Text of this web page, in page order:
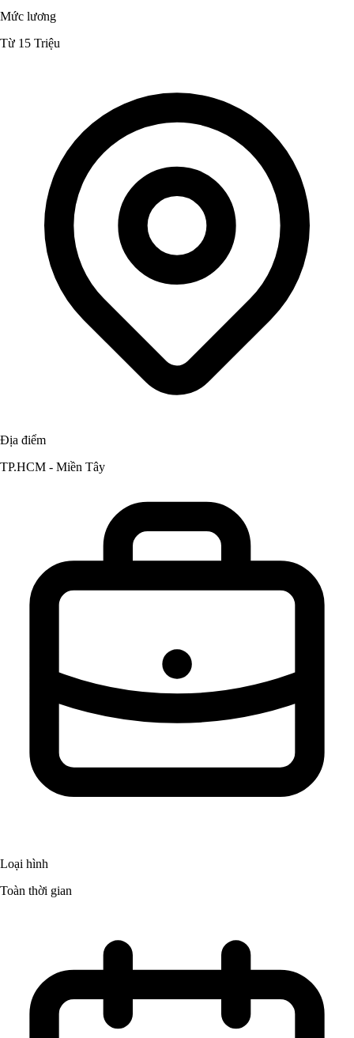
Mức lương
Từ 15 Triệu
Địa điểm
TP.HCM - Miền Tây
Loại hình
Toàn thời gian